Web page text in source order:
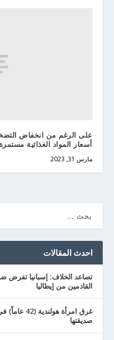
على الرغم من انخفاض
أسعار المواد الغذائية مستمرة
مارس 31, 2023
احدث المقالات
تصاعد الخلاف: إسبانيا تفرض
القادمين من إيطاليا
غرق امرأة
صديقتها